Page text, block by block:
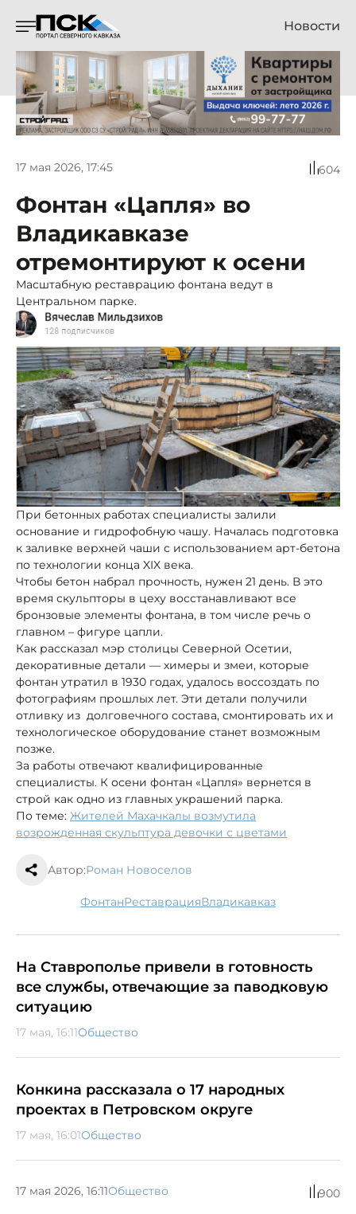
Новости
17 мая 2026, 17:45 604
Фонтан «Цапля» во
Владикавказе
отремонтируют к осени
Масштабную реставрацию фонтана ведут в
Центральном парке.
При бетонных работах специалисты залили
основание и гидрофобную чашу. Началась подготовка
к заливке верхней чаши с использованием арт-бетона
по технологии конца XIX века.
Чтобы бетон набрал прочность, нужен 21 день. В это
время скульпторы в цеху восстанавливают все
бронзовые элементы фонтана, в том числе речь о
главном – фигуре цапли.
Как рассказал мэр столицы Северной Осетии,
декоративные детали — химеры и змеи, которые
фонтан утратил в 1930 годах, удалось воссоздать по
фотографиям прошлых лет. Эти детали получили
отливку из долговечного состава, смонтировать их и
технологическое оборудование станет возможным
позже.
За работы отвечают квалифицированные
специалисты. К осени фонтан «Цапля» вернется в
строй как одно из главных украшений парка.
По теме: Жителей Махачкалы возмутила
возрожденная скульптура девочки с цветами
Автор:Роман Новоселов
фонтан реставрация Владикавказ
На Ставрополье привели в готовность
все службы, отвечающие за паводковую
ситуацию
17 мая, 16:11Общество
Конкина рассказала о 17 народных
проектах в Петровском округе
17 мая, 16:01Общество
17 мая 2026, 16:11Общество 900